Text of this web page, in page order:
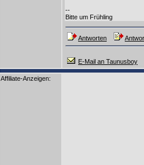
--
Bitte um Frühling
Antworten
E-Mail an Taunusboy
Affiliate-Anzeigen: